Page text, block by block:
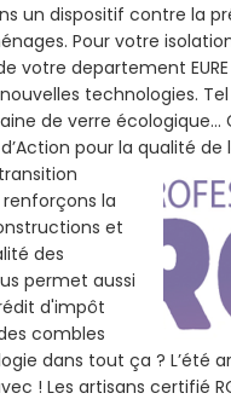
un dispositif contre la
Pour votre
votre departement
technologies.
de verre écologique...
pour la qualité de
transition
la
et
des
permet aussi
d'impôt
combles
dans tout ça ? L’été
! Les artisans certifié